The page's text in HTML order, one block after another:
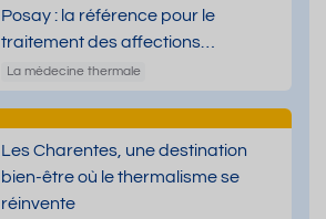
Posay : la référence pour le
traitement des affections
dermatologiques
La médecine thermale
Les Charentes, une destination
bien-être où le thermalisme se
réinvente